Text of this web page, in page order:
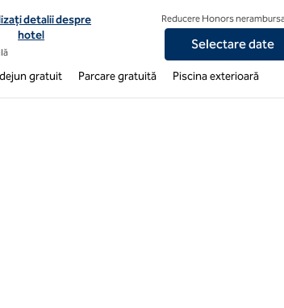
detaliile hotelului Hampton Inn & Suites Charleston/
detalii despre
hotel
Reducere Honors
Selectare date
gratuit Parcare gratuită Piscina exterioară